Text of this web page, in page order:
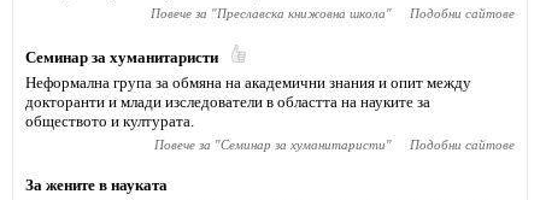
Повече за "Преславска книжовна школа" Подобни сайтове
Семинар за хуманитаристи
Неформална група за обмяна на академични знания и опит между
докторанти и млади изследователи в областта на науките за
обществото и културата.
Повече за "Семинар за хуманитаристи" Подобни сайтове
За жените в науката